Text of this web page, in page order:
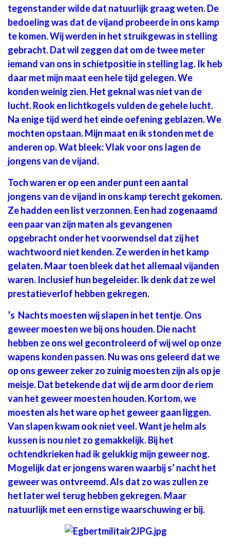
tegenstander wilde dat natuurlijk graag weten. De
bedoeling was dat de vijand probeerde in ons kamp
te komen. Wij werden in het struikgewas in stelling
gebracht. Dat wil zeggen dat om de twee meter
iemand van ons in schietpositie in stelling lag. Ik heb
daar met mijn maat een hele tijd gelegen. We
konden weinig zien. Het geknal was niet van de
lucht. Rook en lichtkogels vulden de gehele lucht.
Na enige tijd werd het einde oefening geblazen. We
mochten opstaan. Mijn maat en ik stonden met de
anderen op. Wat bleek: Vlak voor ons lagen de
jongens van de vijand.
Toch waren er op een ander punt een aantal
jongens van de vijand in ons kamp terecht gekomen.
Ze hadden een list verzonnen. Een had zogenaamd
een paar van zijn maten als gevangenen
opgebracht onder het voorwendsel dat zij het
wachtwoord niet kenden. Ze werden in het kamp
gelaten. Maar toen bleek dat het allemaal vijanden
waren. Inclusief hun begeleider. Ik denk dat ze wel
prestatieverlof hebben gekregen.
’s Nachts moesten wij slapen in het tentje. Ons
geweer moesten we bij ons houden. Die nacht
hebben ze ons wel gecontroleerd of wij wel op onze
wapens konden passen. Nu was ons geleerd dat we
op ons geweer zeker zo zuinig moesten zijn als op je
meisje. Dat betekende dat wij de arm door de riem
van het geweer moesten houden. Kortom, we
moesten als het ware op het geweer gaan liggen.
Van slapen kwam ook niet veel. Want je helm als
kussen is nou niet zo gemakkelijk. Bij het
ochtendkrieken had ik gelukkig mijn geweer nog.
Mogelijk dat er jongens waren waarbij s’ nacht het
geweer was ontvreemd. Als dat zo was zullen ze
het later wel terug hebben gekregen. Maar
natuurlijk met een ernstige waarschuwing er bij.